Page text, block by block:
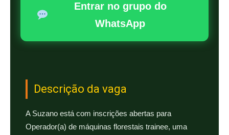
Entrar no grupo do
WhatsApp
Descrição da vaga
A Suzano está com inscrições abertas para
Operador(a) de máquinas florestais trainee, uma